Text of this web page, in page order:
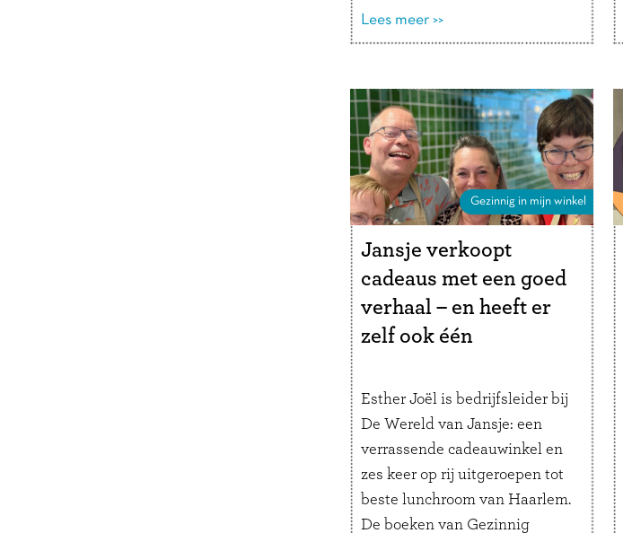
hoe kletsboeken tot stand
komen. Hoe ben je educatief
wilde ik altijd juffrouw …Lees
verder
Lees meer >>
Gezinnig in mijn winkel
Jansje verkoopt
cadeaus met een goed
verhaal – en heeft er
zelf ook één
Esther Joël is bedrijfsleider bij
De Wereld van Jansje: een
verrassende cadeauwinkel en
zes keer op rij uitgeroepen tot
beste lunchroom van Haarlem.
De boeken van Gezinnig